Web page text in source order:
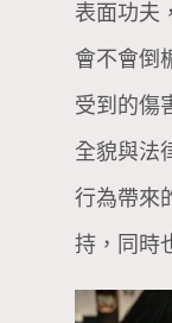
表面功夫
會不會倒
受到的傷
全貌與法
行為帶來
持，同時